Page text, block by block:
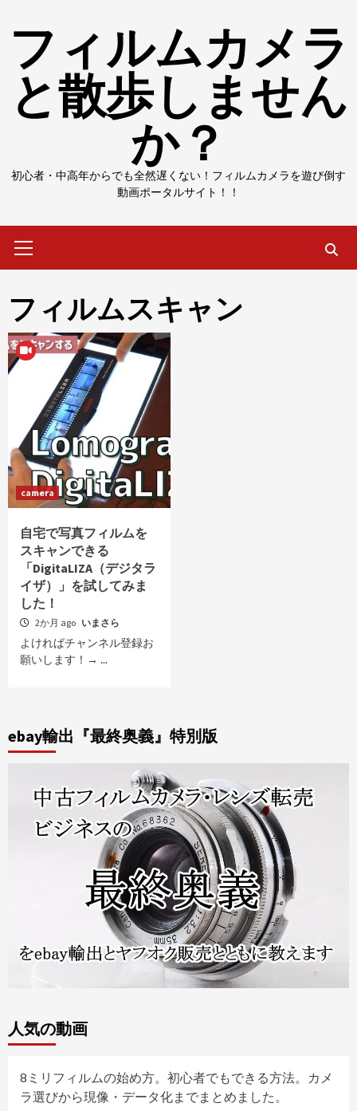
content
フィルムカメラ
と散歩しません
か？
初心者・中高年からでも全然遅くない！フィルムカメラを遊び倒す
動画ポータルサイト！！
Menu
フィルムスキャン
camera
自宅で写真フィルムを
スキャンできる
「DigitaLIZA（デジタラ
イザ）」を試してみま
した！
2か月 ago いまさら
よければチャンネル登録お
願いします！→ ...
ebay輸出『最終奥義』特別版
人気の動画
8ミリフィルムの始め方。初心者でもできる方法。カメ
ラ選びから現像・データ化までまとめました。